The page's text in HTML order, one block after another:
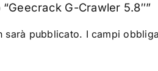
G-Crawler 5.8″”
sarà pubblicato. I campi